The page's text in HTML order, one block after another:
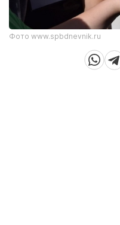
Фото www.spbdnevnik.ru